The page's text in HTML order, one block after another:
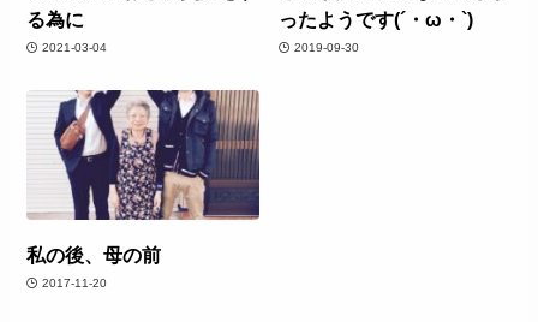
る為に
2021-03-04
ったようです(´・ω・`)
2019-09-30
私の後、母の前
2017-11-20